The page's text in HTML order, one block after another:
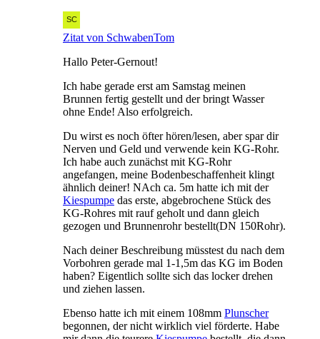
Zitat von SchwabenTom
Hallo Peter-Gernout!
Ich habe gerade erst am Samstag meinen
Brunnen fertig gestellt und der bringt Wasser
ohne Ende! Also erfolgreich.
Du wirst es noch öfter hören/lesen, aber spar dir
Nerven und Geld und verwende kein KG-Rohr.
Ich habe auch zunächst mit KG-Rohr
angefangen, meine Bodenbeschaffenheit klingt
ähnlich deiner! NAch ca. 5m hatte ich mit der
Kiespumpe das erste, abgebrochene Stück des
KG-Rohres mit rauf geholt und dann gleich
gezogen und Brunnenrohr bestellt(DN 150Rohr).
Nach deiner Beschreibung müsstest du nach dem
Vorbohren gerade mal 1-1,5m das KG im Boden
haben? Eigentlich sollte sich das locker drehen
und ziehen lassen.
Ebenso hatte ich mit einem 108mm Plunscher
begonnen, der nicht wirklich viel förderte. Habe